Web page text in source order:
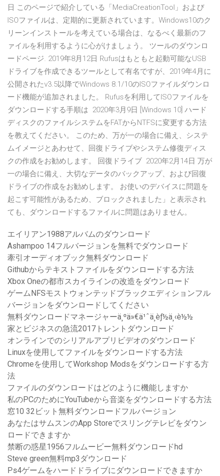
日 このページで紹介している「MediaCreationTool」および
ISOファイルは、定期的に更新されています。Windows10のク
リーンインストールを考えている場合は、なるべく最新のフ
ァイルを利用するように心がけましょう。 ツールのダウンロ
ードページ. 2019年8月12日 Rufusはもともと起動可能なUSB
ドライブを作成できるツールとして有名ですが、2019年4月に
公開されたv3.5以降でWindows 8.1/10のISOファイルダウンロ
ード機能が追加されました。 Rufusを利用してISOファイルを
ダウンロードする手順は 2020年3月9日 [Windows 10] ハード
ディスクのファイルシステムをFATからNTFSに変更する方法
を教えてください。 このため、万が一の場合に備え、システ
ムイメージとあわせて、回復ドライブやシステム修復ディス
クの作成をお勧めします。 回復ドライブ 2020年2月14日 万が
一の場合に備え、大切なデータのバックアップ、および回復
ドライブの作成をお勧めします。 お使いのデバイスに問題を
起こす可能性があるため、ブロックされました」と表示され
ても、ダウンロードするファイルに問題はありません。
エイリアン1988アルバムのダウンロード
Ashampoo 14フルバージョンを無料でダウンロード
牽引オーディオブック無料ダウンロード
Githubからテキストファイルをダウンロードする方法
Xbox Oneの都市スカイラインの改造をダウンロード
ゲームNFSモストウォンテッドブラックエディションフル
バージョンをダウンロードしてください
無料ダウンロードマネージャーä¸ºä»€ä¹ˆä¸èƒ½ä¸‹è½½
家とビジネスの急流2017トレントダウンロード
オンラインでのシリアルアプリビデオのダウンロード
Linuxを使用してファイルをダウンロードする方法
Chromeを使用してWorkshop Modsをダウンロードする方
法
ファイルのダウンロードはどのように機能しますか
私のPCのためにYouTubeから音楽をダウンロードする方法
窓10 32ビット無料ダウンロードフルバージョン
あなたはサムスンのApp Storeでスリングテレビをダウン
ロードできますか
禁断の惑星1956フルムービー無料ダウンロードhd
Steve green無料mp3ダウンロード
Ps4ゲームをハードドライブにダウンロードできますか